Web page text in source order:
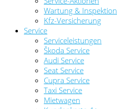
Wartung & Inspektion
Kfz-Versicherung
Service
Serviceleistungen
Škoda Service
Audi Service
Seat Service
Cupra Service
Taxi Service
Mietwagen